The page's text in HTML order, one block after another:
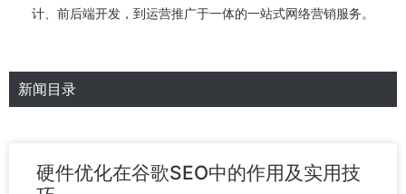
计、前后端开发，到运营推广于一体的一站式网络营销服务。
新闻目录
硬件优化在谷歌SEO中的作用及实用技